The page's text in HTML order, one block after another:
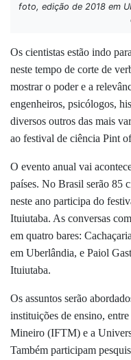
foto, edição de 2018 em
Os cientistas estão indo
neste tempo de corte de
mostrar o poder e a
engenheiros, psicólogos,
diversos outros das mais
ao festival de ciência Pint
O evento anual vai
países. No Brasil serão 85
neste ano participa do
Ituiutaba. As conversas
em quatro bares:
em Uberlândia, e Paiol
Ituiutaba.
Os assuntos serão
instituições de ensino,
Mineiro (IFTM) e a
Também participam